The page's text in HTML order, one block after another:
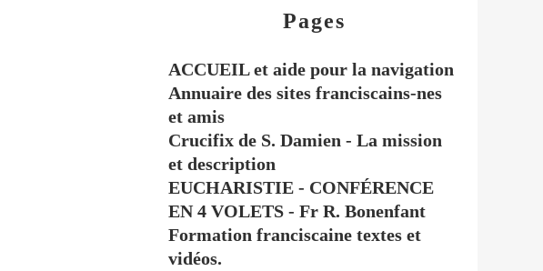
Pages
ACCUEIL et aide pour la navigation
Annuaire des sites franciscains-nes
et amis
Crucifix de S. Damien - La mission
et description
EUCHARISTIE - CONFÉRENCE
EN 4 VOLETS - Fr R. Bonenfant
Formation franciscaine textes et
vidéos.